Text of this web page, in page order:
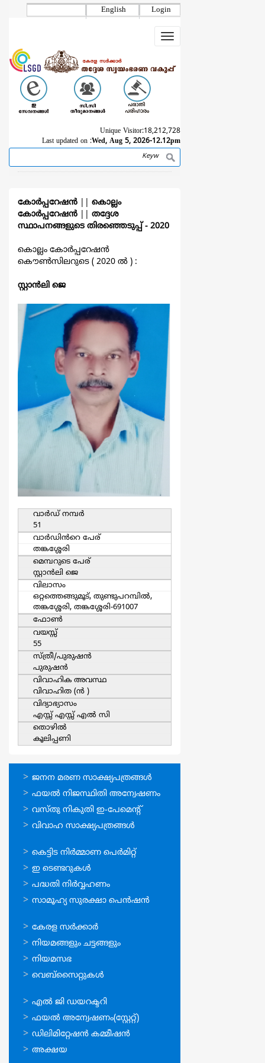
Login
English
Toggle
navigation
Unique Visitor:18,212,728
Last updated on :Wed, Aug 5, 2026-12.12pm
Search
കോര്‍പ്പറേഷന്‍
കൊല്ലം
കോര്‍പ്പറേഷന്‍
തദ്ദേശ
സ്ഥാപനങ്ങളുടെ തിരഞ്ഞെടുപ്പ്‌ - 2020
കൊല്ലം കോര്‍പ്പറേഷന്‍
കൌൺസിലറുടെ ( 2020 ല്‍ ) :
സ്റ്റാന്‍ലി ജെ
വാര്‍ഡ്‌ നമ്പര്‍
51
വാര്‍ഡിൻറെ പേര്
തങ്കശ്ശേരി
മെമ്പറുടെ പേര്
സ്റ്റാന്‍ലി ജെ
വിലാസം
ഒറ്റത്തെങ്ങുമൂട്, തുണ്ടുപറമ്പില്‍,
തങ്കശ്ശേരി, തങ്കശ്ശേരി-691007
ഫോൺ
വയസ്സ്
55
സ്ത്രീ/പുരുഷന്‍
പുരുഷന്‍
വിവാഹിക അവസ്ഥ
വിവാഹിത (ന്‍ )
വിദ്യാഭ്യാസം
എസ്സ് എസ്സ് എല്‍ സി
തൊഴില്‍
കൂലിപ്പണി
ഓണ്‍ലൈന്‍
സേവനങ്ങള്‍
ജനന മരണ സാക്ഷ്യപത്രങ്ങള്‍
ഫയല്‍ നിജസ്ഥിതി അന്വേഷണം
വസ്തു നികുതി ഇ-പേമെന്റ്
വിവാഹ സാക്ഷ്യപത്രങ്ങള്‍
ഓണ്‍ലൈന്‍
സേവനങ്ങള്‍
കെട്ടിട നിര്‍മ്മാണ പെര്‍മിറ്റ്‌
ഇ ടെണ്ടറുകള്‍
പദ്ധതി നിര്‍വ്വഹണം
സാമൂഹ്യ സുരക്ഷാ പെന്‍ഷന്‍
ഉപയോഗപ്രദമായ
കണ്ണികള്‍
കേരള സര്‍ക്കാര്‍
നിയമങ്ങളും ചട്ടങ്ങളും
നിയമസഭ
വെബ്സൈറ്റുകള്‍
ഉപയോഗപ്രദമായ
കണ്ണികള്‍
എല്‍ ജി ഡയറക്ടറി
ഫയല്‍ അന്വേഷണം(സ്റ്റേറ്റ്)
ഡിലിമിറ്റേഷന്‍ കമ്മീഷന്‍
അക്ഷയ